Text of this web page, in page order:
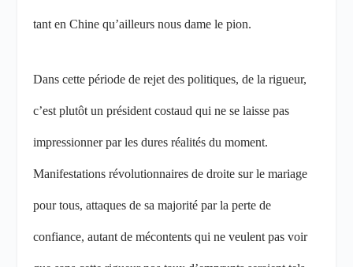
tant en Chine qu’ailleurs nous dame le pion.
Dans cette période de rejet des politiques, de la rigueur,
c’est plutôt un président costaud qui ne se laisse pas
impressionner par les dures réalités du moment.
Manifestations révolutionnaires de droite sur le mariage
pour tous, attaques de sa majorité par la perte de
confiance, autant de mécontents qui ne veulent pas voir